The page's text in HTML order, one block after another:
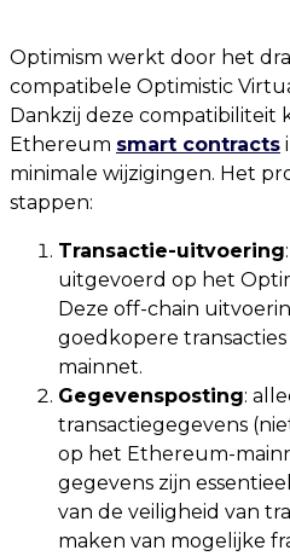
Optimism werkt door het
compatibele Optimistic
Dankzij deze compatibiliteit
Ethereum smart contracts
minimale wijzigingen. Het
stappen:
Transactie-uitvoering
uitgevoerd op het
Deze off-chain
goedkopere
mainnet.
Gegevensposting:
transactiegegevens
op het Ethereum-
gegevens zijn
van de veiligheid van
maken van mogelijke